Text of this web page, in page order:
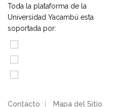
Toda la plataforma de la
Universidad Yacambú esta
soportada por:
Contacto Mapa del Sitio